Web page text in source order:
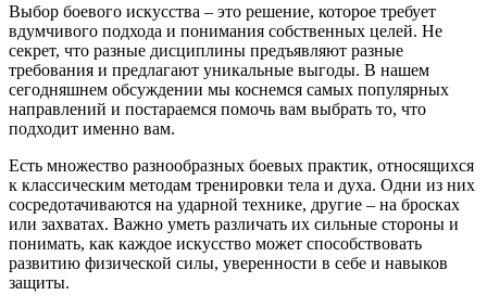
Выбор боевого искусства – это решение, которое требует
вдумчивого подхода и понимания собственных целей. Не
секрет, что разные дисциплины предъявляют разные
требования и предлагают уникальные выгоды. В нашем
сегодняшнем обсуждении мы коснемся самых популярных
направлений и постараемся помочь вам выбрать то, что
подходит именно вам.
Есть множество разнообразных боевых практик, относящихся
к классическим методам тренировки тела и духа. Одни из них
сосредотачиваются на ударной технике, другие – на бросках
или захватах. Важно уметь различать их сильные стороны и
понимать, как каждое искусство может способствовать
развитию физической силы, уверенности в себе и навыков
защиты.